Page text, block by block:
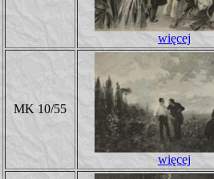
więcej
MK 10/55
więcej